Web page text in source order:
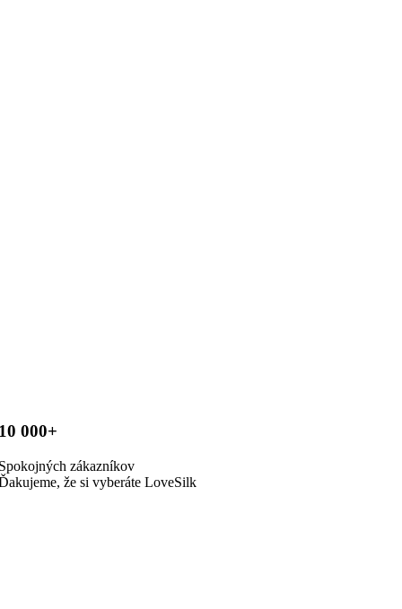
000+
zákazníkov
že si vyberáte LoveSilk